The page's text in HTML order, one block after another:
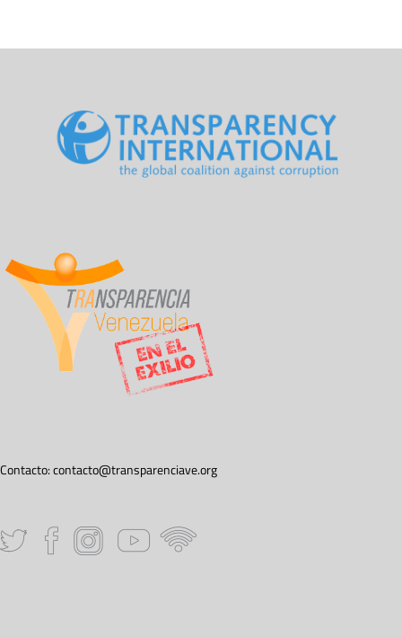
Contacto:contacto@transparenciave.org